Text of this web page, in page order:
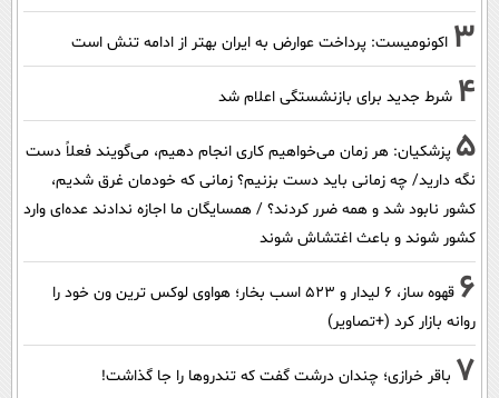
3 اکونومیست: پرداخت عوارض به ایران بهتر از ادامه تنش است
4 شرط جدید برای بازنشستگی اعلام شد
5 پزشکیان: هر زمان می‌خواهیم کاری انجام دهیم، می‌گویند فعلاً دست
نگه دارید/ چه زمانی باید دست بزنیم؟ زمانی که خودمان غرق شدیم،
کشور نابود شد و همه ضرر کردند؟ / همسایگان ما اجازه ندادند عده‌ای وارد
کشور شوند و باعث اغتشاش شوند
6
قهوه ساز، 6 لیدار و 523 اسب بخار؛ هواوی لوکس ترین ون خود را
روانه بازار کرد (+تصاویر)
7 باقر خرازی؛ چندان درشت گفت که تندروها را جا گذاشت!